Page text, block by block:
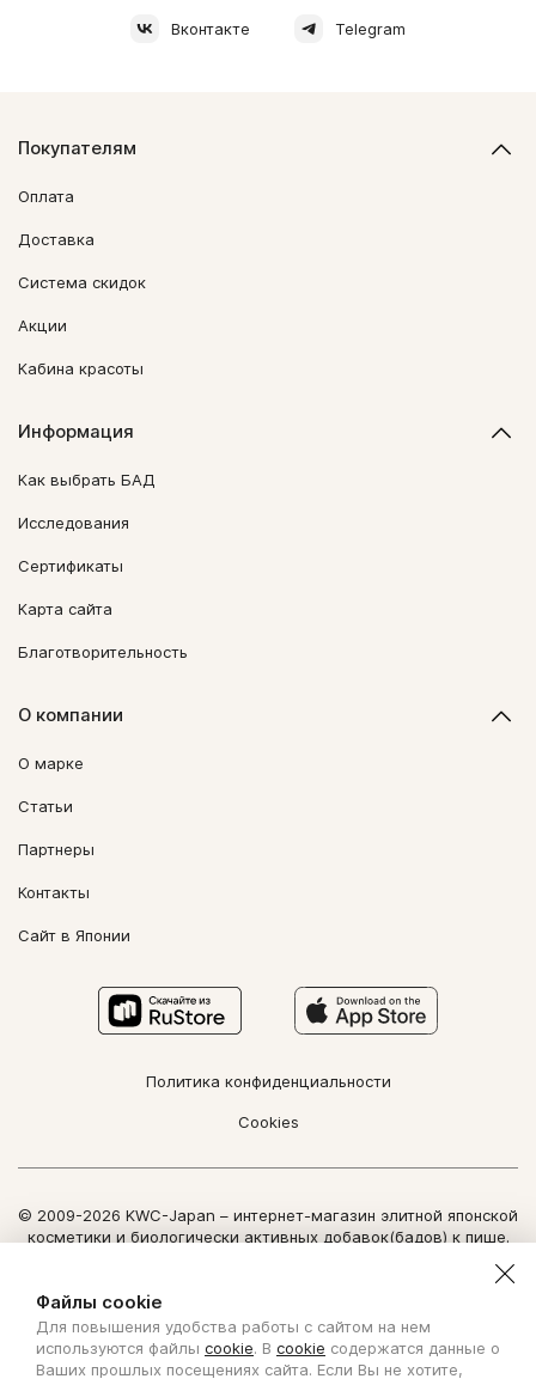
Вконтакте Telegram
Покупателям
Оплата
Доставка
Система скидок
Акции
Кабина красоты
Информация
Как выбрать БАД
Исследования
Сертификаты
Карта сайта
Благотворительность
О компании
О марке
Статьи
Партнеры
Контакты
Сайт в Японии
Политика конфиденциальности
Cookies
© 2009-2026 KWC-Japan – интернет-магазин элитной японской
косметики и биологически активных добавок(бадов) к пище.
Использование информации сайта возможно только по
Copyright Nozomi Direct 2011. All rights reserved. The use of the
information is possible only by written permit from Nozomi Direct.
Файлы cookie
Для повышения удобства работы с сайтом на нем
используются файлы cookie. В cookie содержатся данные о
Ваших прошлых посещениях сайта. Если Вы не хотите,